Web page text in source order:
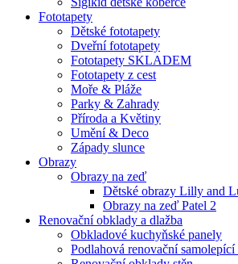
Fototapety
Dětské fototapety
Dveřní fototapety
Fototapety SKLADEM
Fototapety z cest
Moře & Pláže
Parky & Zahrady
Příroda a Květiny
Umění & Deco
Západy slunce
Obrazy
Obrazy na zeď
Dětské obrazy Lilly and
Obrazy na zeď Patel 2
Renovační obklady a dlažba
Obkladové kuchyňské panely
Podlahová renovační samolepící